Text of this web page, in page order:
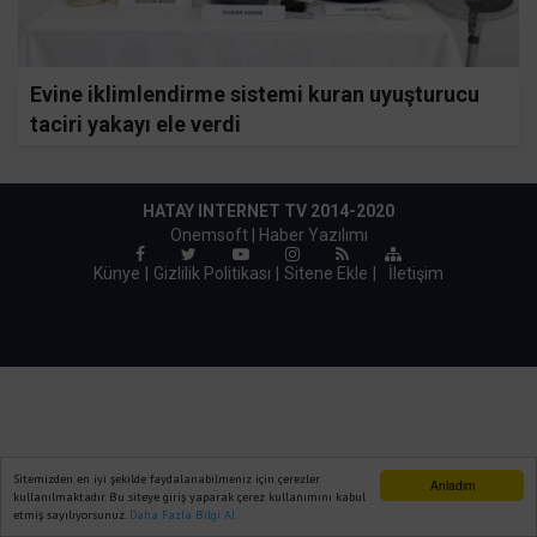
Anladım
Sitemizden en iyi şekilde faydalanabilmeniz için çerezler
kullanılmaktadır. Bu siteye giriş yaparak çerez kullanımını kabul
etmiş sayılıyorsunuz. Daha Fazla Bilgi Al
Evine iklimlendirme sistemi kuran uyuşturucu
taciri yakayı ele verdi
HATAY INTERNET TV 2014-2020
Onemsoft |
Haber Yazılımı
Künye
Gizlilik Politikası Sitene Ekle İletişim
Ana Sayfa Web TV